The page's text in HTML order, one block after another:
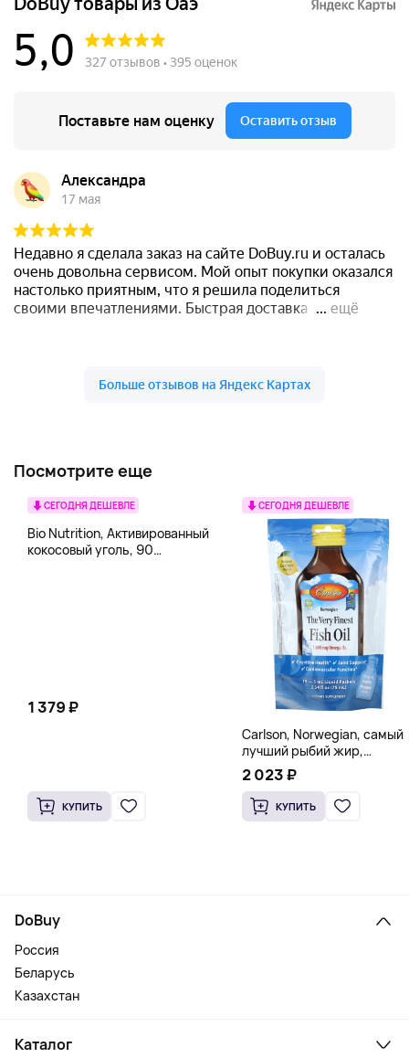
Посмотрите еще
СЕГОДНЯ ДЕШЕВЛЕ
Bio Nutrition, Активированный
кокосовый уголь, 90
1 379 ₽
КУПИТЬ
СЕГОДНЯ ДЕШЕВЛЕ
Carlson, Norwegian, самый
лучший рыбий жир,
натуральный лимон, 15
пакетиков (5 мл) каждый
2 023 ₽
КУПИТЬ
DoBuy
Россия
Беларусь
Казахстан
Каталог